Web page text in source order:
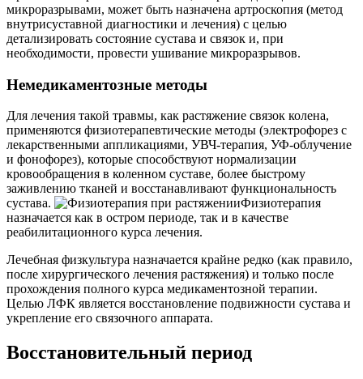
микроразрывами, может быть назначена артроскопия (метод
внутрисуставной диагностики и лечения) с целью
детализировать состояние сустава и связок и, при
необходимости, провести ушивание микроразрывов.
Немедикаментозные методы
Для лечения такой травмы, как растяжение связок колена,
применяются физиотерапевтические методы (электрофорез с
лекарственными аппликациями, УВЧ-терапия, УФ-облучение
и фонофорез), которые способствуют нормализации
кровообращения в коленном суставе, более быстрому
заживлению тканей и восстанавливают функциональность
сустава.
Физиотерапия
назначается как в остром периоде, так и в качестве
реабилитационного курса лечения.
Лечебная физкультура назначается крайне редко (как правило,
после хирургического лечения растяжения) и только после
прохождения полного курса медикаментозной терапии.
Целью ЛФК является восстановление подвижности сустава и
укрепление его связочного аппарата.
Восстановительный период